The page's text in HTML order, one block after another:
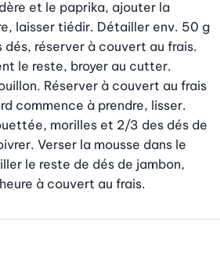
et le paprika, ajouter la
laisser tiédir. Détailler env. 50 g
réserver à couvert au frais.
le reste, broyer au cutter.
Réserver à couvert au frais
commence à prendre, lisser.
morilles et 2/3 des dés de
Verser la mousse dans le
le reste de dés de jambon,
à couvert au frais.